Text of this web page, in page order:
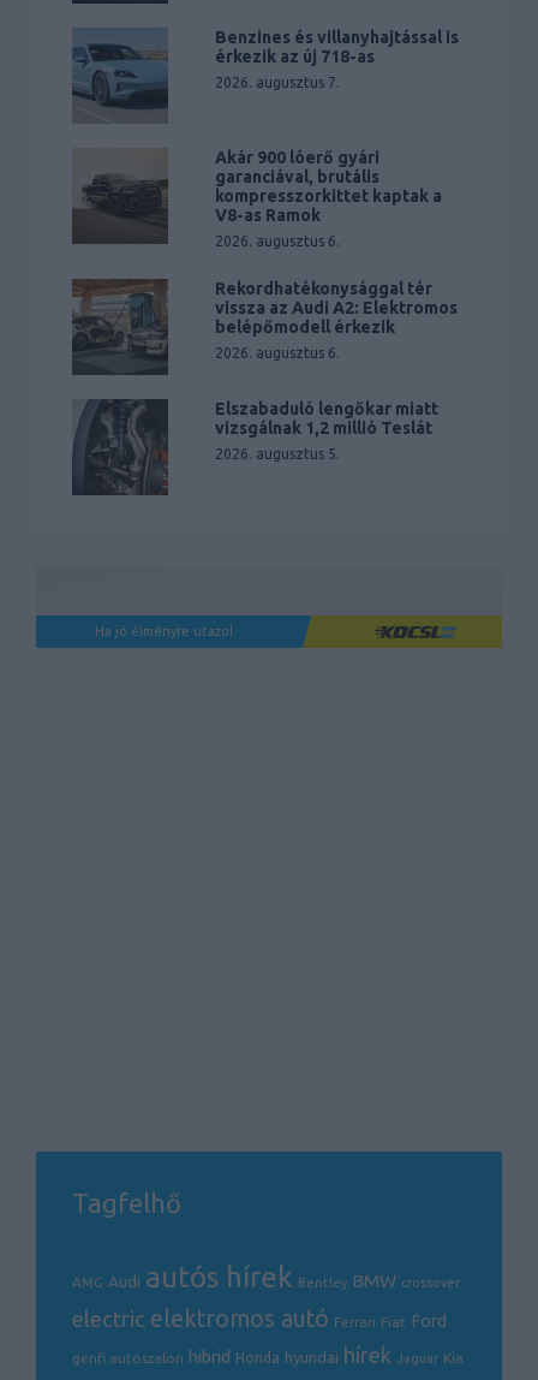
Benzines és villanyhajtással is
érkezik az új 718-as
2026. augusztus 7.
Akár 900 lóerő gyári
garanciával, brutális
kompresszorkittet kaptak a
V8-as Ramok
2026. augusztus 6.
Rekordhatékonysággal tér
vissza az Audi A2: Elektromos
belépőmodell érkezik
2026. augusztus 6.
Elszabaduló lengőkar miatt
vizsgálnak 1,2 millió Teslát
2026. augusztus 5.
Ha jó élményre utazol
Tagfelhő
AMG Audi autós hírek Bentley BMW crossover
electric elektromos autó Ferrari Fiat Ford
genfi autószalon hibrid Honda hyundai hírek Jaguar Kia